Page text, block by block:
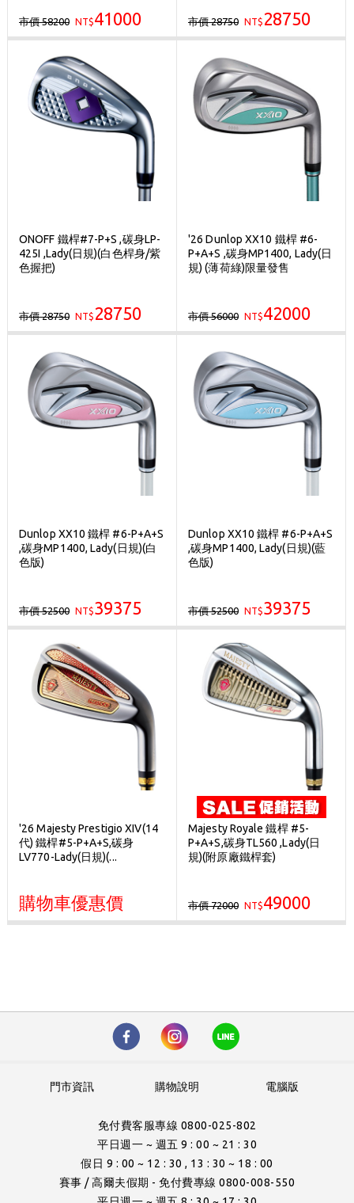
市價 58200 NT$41000 市價 28750 NT$ 28750
ONOFF 鐵桿#7-P+S ,碳身LP-
425I ,Lady(日規)(白色桿身/紫
色握把)
市價 28750 NT$ 28750
'26 Dunlop XX10 鐵桿 #6-
P+A+S ,碳身MP1400, Lady(日
規) (薄荷綠)限量發售
市價 56000 NT$42000
Dunlop XX10 鐵桿 #6-P+A+S
,碳身MP1400, Lady(日規)(白
色版)
市價 52500 NT$39375
Dunlop XX10 鐵桿 #6-P+A+S
,碳身MP1400, Lady(日規)(藍
色版)
市價 52500 NT$39375
'26 Majesty Prestigio XIV(14
代) 鐵桿#5-P+A+S,碳身
LV770-Lady(日規)(...
購物車優惠價
Majesty Royale 鐵桿 #5-
P+A+S,碳身TL560 ,Lady(日
規)(附原廠鐵桿套)
市價 72000 NT$49000
電腦版
購物說明
門市資訊
免付費客服專線 0800-025-802
平日週一 ~ 週五 9 : 00 ~ 21 : 30
假日 9 : 00 ~ 12 : 30 , 13 : 30 ~ 18 : 00
賽事 / 高爾夫假期 - 免付費專線 0800-008-550